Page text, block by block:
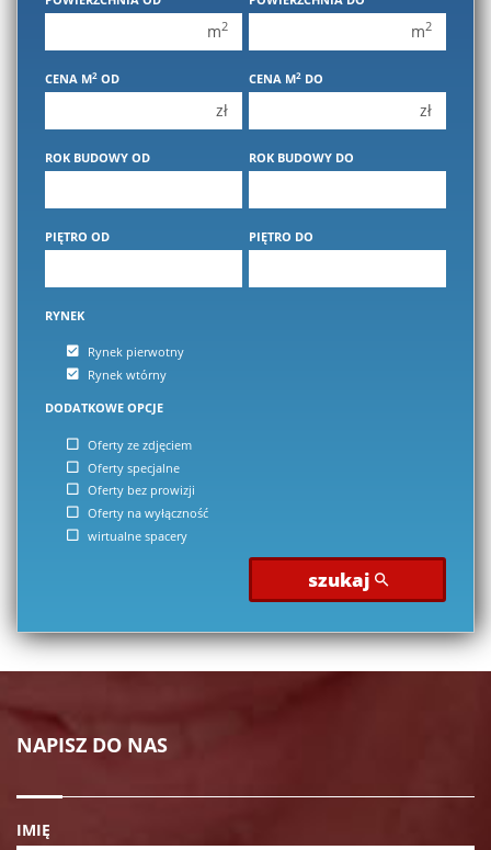
2 pokoje
3 pokoje
4 pokoje
2 pokoje
3 pokoje
4 pokoje
m2 m2
CENA M2 OD
zł
CENA M2 DO
zł
ROK BUDOWY OD ROK BUDOWY DO
PIĘTRO OD PIĘTRO DO
RYNEK
Rynek pierwotny
Rynek wtórny
DODATKOWE OPCJE
Oferty ze zdjęciem
Oferty specjalne
Oferty bez prowizji
Oferty na wyłączność
wirtualne spacery
szukaj
NAPISZ DO NAS
IMIĘ